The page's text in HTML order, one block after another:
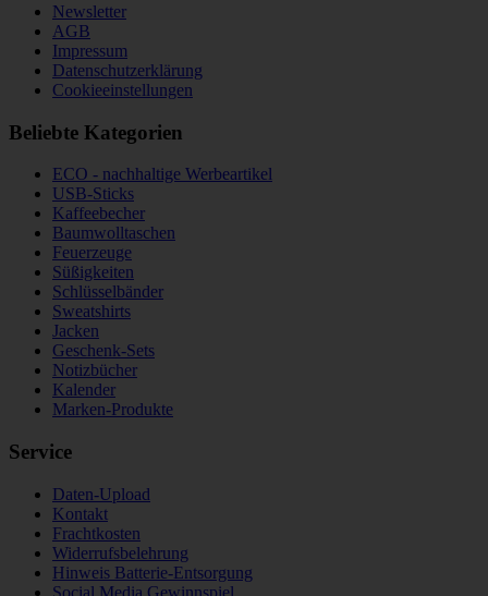
Newsletter
AGB
Impressum
Datenschutzerklärung
Cookieeinstellungen
Beliebte Kategorien
ECO - nachhaltige Werbeartikel
USB-Sticks
Kaffeebecher
Baumwolltaschen
Feuerzeuge
Süßigkeiten
Schlüsselbänder
Sweatshirts
Jacken
Geschenk-Sets
Notizbücher
Kalender
Marken-Produkte
Service
Daten-Upload
Kontakt
Frachtkosten
Widerrufsbelehrung
Hinweis Batterie-Entsorgung
Social Media Gewinnspiel